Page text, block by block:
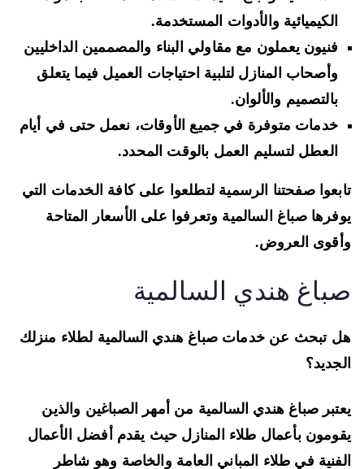
الكيميائية والأدوات المستخدمة.
فنيون يعملون مع مقاولي البناء والمصممين الداخليين
وأصحاب المنازل لتلبية احتياجات العميل فيما يتعلق
بالتصميم والألوان.
خدمات متوفرة في جميع الأوقات، نعمل حتى في أيام
العطل لتسليم العمل بالوقت المحدد.
صفحتنا الرسمية لتطلعوا على كافة الخدمات التي
صباغ السالمية وتعرفوا على الأسعار المتاحة
العروض.
هندي السالمية
تبحث عن خدمات صباغ هندي السالمية لطلاء منزلك
صباغ هندي السالمية من أمهر الصباغين والذين
بأعمال طلاء المنازل حيث يقدم أفضل الأعمال
في طلاء المباني العامة والخاصة وهو شاطر